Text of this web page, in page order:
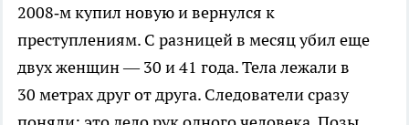
2008‑м купил новую и вернулся к
преступлениям. С разницей в месяц убил еще
двух женщин — 30 и 41 года. Тела лежали в
30 метрах друг от друга. Следователи сразу